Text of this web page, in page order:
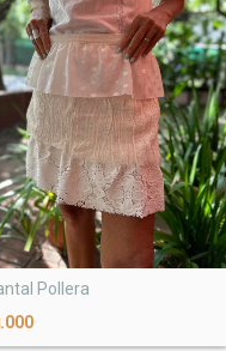
Pollera